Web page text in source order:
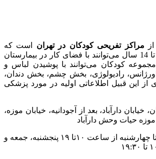
مراکز تفریحی کودکان در تهران است که
کودکان و نوجوان 4 تا 14 سال می‌توانند با فضای کار در بیمارستان
کودکان می‌توانند با پوشیدن لباس و
رادیولوژی، بخش چشم، بخش دندان،
از این قبیل اطلاعاتی اولیه در مورد پزشکی
خیابان دارآباد، بعد از آجودانیه، خیابان موزه،
موزه حیات وحش دارآباد
ساعت کاری: شنبه تا چهارشنبه از ساعت ۱۰تا ۱۹ پنجشنبه، جمعه و